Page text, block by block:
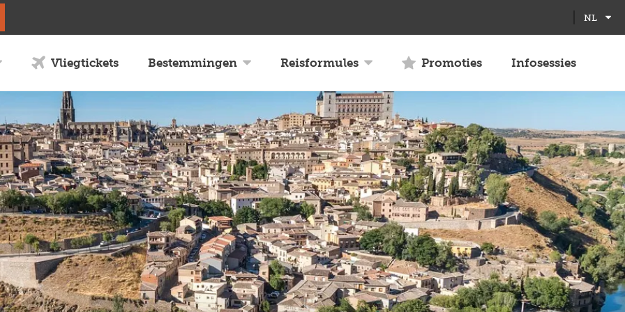
NL
Vliegtickets Bestemmingen Reisformules Promoties Infosessies
screen